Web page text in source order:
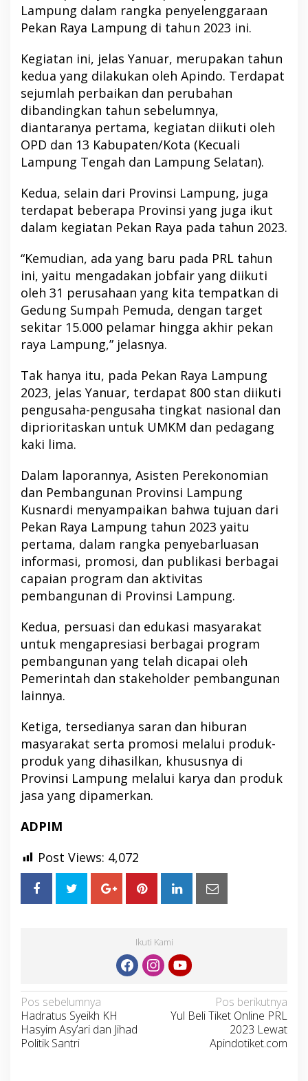
Lampung dalam rangka penyelenggaraan
Pekan Raya Lampung di tahun 2023 ini.
Kegiatan ini, jelas Yanuar, merupakan tahun
kedua yang dilakukan oleh Apindo. Terdapat
sejumlah perbaikan dan perubahan
dibandingkan tahun sebelumnya,
diantaranya pertama, kegiatan diikuti oleh
OPD dan 13 Kabupaten/Kota (Kecuali
Lampung Tengah dan Lampung Selatan).
Kedua, selain dari Provinsi Lampung, juga
terdapat beberapa Provinsi yang juga ikut
dalam kegiatan Pekan Raya pada tahun 2023.
“Kemudian, ada yang baru pada PRL tahun
ini, yaitu mengadakan jobfair yang diikuti
oleh 31 perusahaan yang kita tempatkan di
Gedung Sumpah Pemuda, dengan target
sekitar 15.000 pelamar hingga akhir pekan
raya Lampung,” jelasnya.
Tak hanya itu, pada Pekan Raya Lampung
2023, jelas Yanuar, terdapat 800 stan diikuti
pengusaha-pengusaha tingkat nasional dan
diprioritaskan untuk UMKM dan pedagang
kaki lima.
Dalam laporannya, Asisten Perekonomian
dan Pembangunan Provinsi Lampung
Kusnardi menyampaikan bahwa tujuan dari
Pekan Raya Lampung tahun 2023 yaitu
pertama, dalam rangka penyebarluasan
informasi, promosi, dan publikasi berbagai
capaian program dan aktivitas
pembangunan di Provinsi Lampung.
Kedua, persuasi dan edukasi masyarakat
untuk mengapresiasi berbagai program
pembangunan yang telah dicapai oleh
Pemerintah dan stakeholder pembangunan
lainnya.
Ketiga, tersedianya saran dan hiburan
masyarakat serta promosi melalui produk-
produk yang dihasilkan, khususnya di
Provinsi Lampung melalui karya dan produk
jasa yang dipamerkan.
ADPIM
Post Views: 4,072
Ikuti Kami
Navigasi
pos
Pos sebelumnya
Hadratus Syeikh KH
Hasyim Asy’ari dan Jihad
Politik Santri
Pos berikutnya
Yul Beli Tiket Online PRL
2023 Lewat
Apindotiket.com